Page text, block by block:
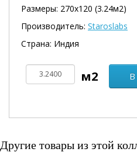
Размеры: 270х120 (3.24м2)
Производитель: Staroslabs
Страна: Индия
В
Другие товары из этой